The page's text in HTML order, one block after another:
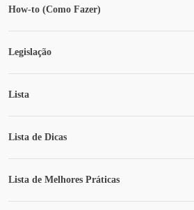
How-to (Como Fazer)
Legislação
Lista
Lista de Dicas
Lista de Melhores Práticas